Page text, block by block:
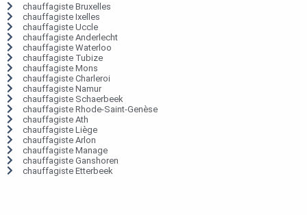
chauffagiste Bruxelles
chauffagiste Ixelles
chauffagiste Uccle
chauffagiste Anderlecht
chauffagiste Waterloo
chauffagiste Tubize
chauffagiste Mons
chauffagiste Charleroi
chauffagiste Namur
chauffagiste Schaerbeek
chauffagiste Rhode-Saint-Genèse
chauffagiste Ath
chauffagiste Liège
chauffagiste Arlon
chauffagiste Manage
chauffagiste Ganshoren
chauffagiste Etterbeek